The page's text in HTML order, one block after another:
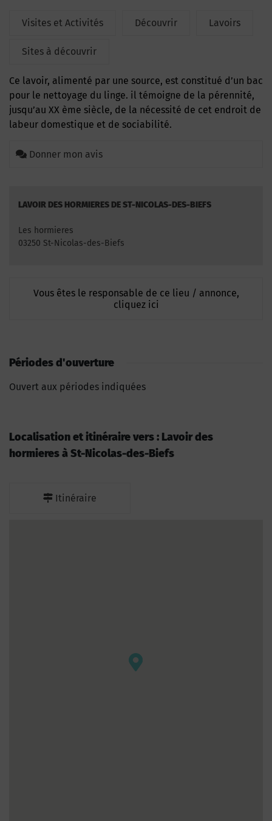
Visites et Activités Découvrir Lavoirs
Sites à découvrir
Ce lavoir, alimenté par une source, est constitué d’un bac
pour le nettoyage du linge. il témoigne de la pérennité,
jusqu’au XX ème siècle, de la nécessité de cet endroit de
labeur domestique et de sociabilité.
Donner mon avis
LAVOIR DES HORMIERES DE ST-NICOLAS-DES-BIEFS
Les hormieres
03250 St-Nicolas-des-Biefs
Vous êtes le responsable de ce lieu / annonce,
cliquez ici
Périodes d'ouverture
Ouvert aux périodes indiquées
Localisation et itinéraire vers : Lavoir des
hormieres à St-Nicolas-des-Biefs
Itinéraire